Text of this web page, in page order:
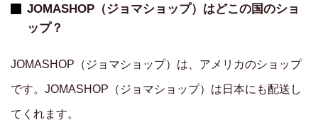
JOMASHOP（ジョマショップ）はどこの国のショ
ップ？
JOMASHOP（ジョマショップ）は、アメリカのショップ
です。JOMASHOP（ジョマショップ）は日本にも配送し
てくれます。